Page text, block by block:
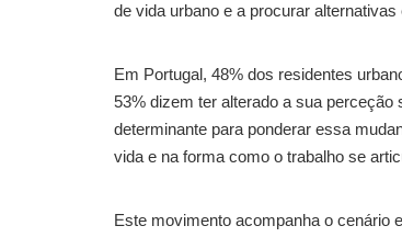
de vida urbano e a procurar
Em Portugal, 48% dos residentes
53% dizem ter alterado a sua
determinante para ponderar essa
vida e na forma como o trabalho se
Este movimento acompanha o cenário